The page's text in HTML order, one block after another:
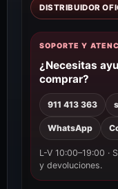
DISTRIBUIDOR
SOPORTE Y
¿Necesitas
comprar?
911 413 363
WhatsApp
L-V 10:00–19:00 ·
y devoluciones.